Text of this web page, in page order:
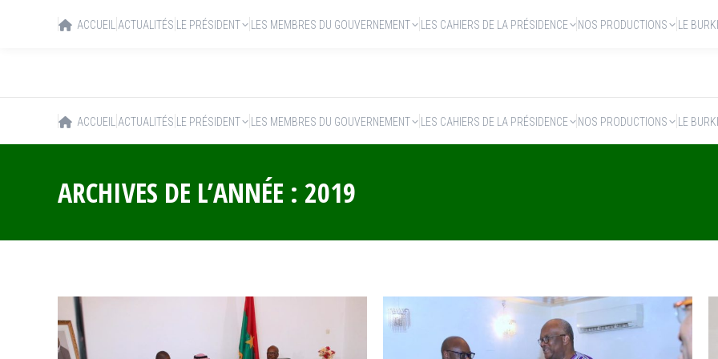
ACCUEIL ACTUALITÉS LE PRÉSIDENT LES MEMBRES DU GOUVERNEMENT LES CAHIERS DE LA PRÉSIDENCE NOS PRODUCTIONS LE
ARCHIVES DE L’ANNÉE : 2019
ACCUEIL ACTUALITÉS LE PRÉSIDENT LES MEMBRES DU GOUVERNEMENT LES CAHIERS DE LA PRÉSIDENCE NOS PRODUCTIONS LE